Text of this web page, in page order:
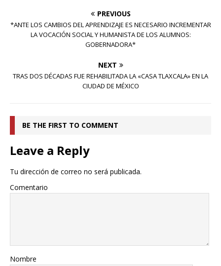
PREVIOUS
*ANTE LOS CAMBIOS DEL APRENDIZAJE ES NECESARIO INCREMENTAR
LA VOCACIÓN SOCIAL Y HUMANISTA DE LOS ALUMNOS:
GOBERNADORA*
NEXT
TRAS DOS DÉCADAS FUE REHABILITADA LA «CASA TLAXCALA» EN LA
CIUDAD DE MÉXICO
BE THE FIRST TO COMMENT
Leave a Reply
Tu dirección de correo no será publicada.
Comentario
Nombre